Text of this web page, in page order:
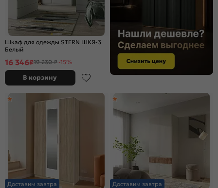
Шкаф для одежды STERN ШКЯ-3
Белый
16 346₽19 230 ₽ -15%
В корзину
Доставим завтра
Доставим завтра